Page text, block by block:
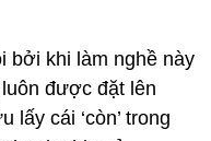
bởi khi làm nghề này
được đặt lên
lấy cái ‘còn’ trong